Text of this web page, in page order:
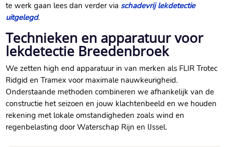
te werk gaan lees dan verder via schadevrij lekdetectie
uitgelegd.​
Technieken en apparatuur voor
lekdetectie Breedenbroek
We zetten high end apparatuur in van merken als FLIR Trotec
Ridgid en Tramex voor maximale nauwkeurigheid.​
Onderstaande methoden combineren we afhankelijk van de
constructie het seizoen en jouw klachtenbeeld en we houden
rekening met lokale omstandigheden zoals wind en
regenbelasting door Waterschap Rijn en IJssel.​